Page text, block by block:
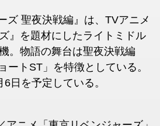
ズ 聖夜決戦編』は、TVアニメ
』を題材にしたライトミドル
。物語の舞台は聖夜決戦編
ートST」を特徴としている。
日を予定している。